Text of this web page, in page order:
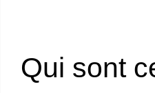
Qui sont